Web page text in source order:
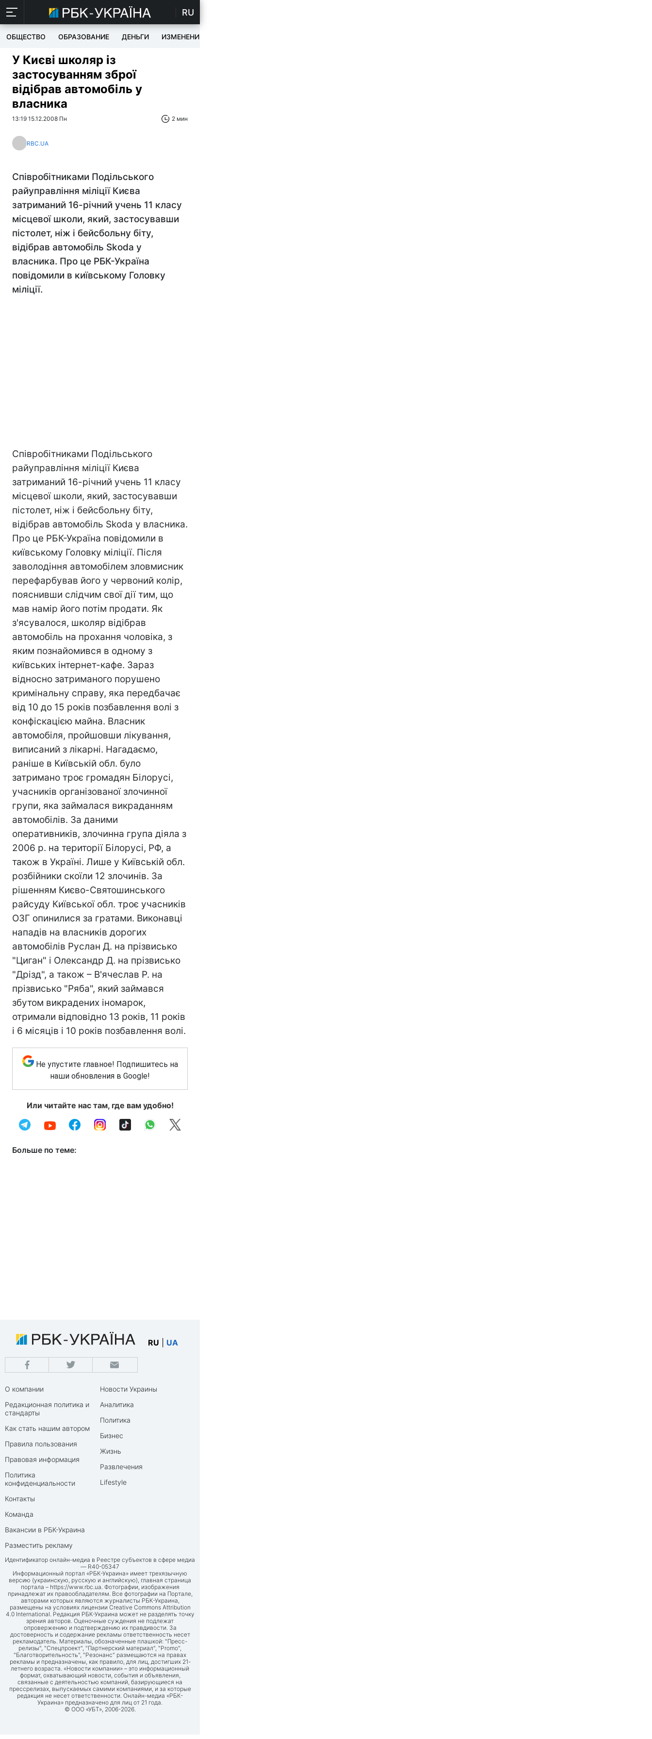
RU
ОБЩЕСТВО ОБРАЗОВАНИЕ ДЕНЬГИ ИЗМЕНЕНИЯ
У Києві школяр із
застосуванням зброї
відібрав автомобіль у
власника
13:19 15.12.2008 Пн 2 мин
RBC.UA
Співробітниками Подільського
райуправління міліції Києва
затриманий 16-річний учень 11 класу
місцевої школи, який, застосувавши
пістолет, ніж і бейсбольну біту,
відібрав автомобіль Skoda у
власника. Про це РБК-Україна
повідомили в київському Головку
міліції.
Співробітниками Подільського
райуправління міліції Києва
затриманий 16-річний учень 11 класу
місцевої школи, який, застосувавши
пістолет, ніж і бейсбольну біту,
відібрав автомобіль Skoda у власника.
Про це РБК-Україна повідомили в
київському Головку міліції. Після
заволодіння автомобілем зловмисник
перефарбував його у червоний колір,
пояснивши слідчим свої дії тим, що
мав намір його потім продати. Як
з'ясувалося, школяр відібрав
автомобіль на прохання чоловіка, з
яким познайомився в одному з
київських інтернет-кафе. Зараз
відносно затриманого порушено
кримінальну справу, яка передбачає
від 10 до 15 років позбавлення волі з
конфіскацією майна. Власник
автомобіля, пройшовши лікування,
виписаний з лікарні. Нагадаємо,
раніше в Київській обл. було
затримано троє громадян Білорусі,
учасників організованої злочинної
групи, яка займалася викраданням
автомобілів. За даними
оперативників, злочинна група діяла з
2006 р. на території Білорусі, РФ, а
також в Україні. Лише у Київській обл.
розбійники скоїли 12 злочинів. За
рішенням Києво-Святошинського
райсуду Київської обл. троє учасників
ОЗГ опинилися за гратами. Виконавці
нападів на власників дорогих
автомобілів Руслан Д. на прізвисько
"Циган" і Олександр Д. на прізвисько
"Дрізд", а також – В'ячеслав Р. на
прізвисько "Ряба", який займався
збутом викрадених іномарок,
отримали відповідно 13 років, 11 років
і 6 місяців і 10 років позбавлення волі.
Не упустите главное! Подпишитесь на
наши обновления в Google!
Или читайте нас там, где вам удобно!
Больше по теме:
RU UA
О компании
Редакционная политика и
стандарты
Как стать нашим автором
Правила пользования
Правовая информация
Политика
конфиденциальности
Контакты
Команда
Вакансии в РБК-Украина
Разместить рекламу
Новости Украины
Аналитика
Политика
Бизнес
Жизнь
Развлечения
Lifestyle
Идентификатор онлайн-медиа в Реестре субъектов в сфере медиа
— R40-05347
Информационный портал «РБК-Украина» имеет трехязычную
версию (украинскую, русскую и английскую), главная страница
портала – https://www.rbc.ua. Фотографии, изображения
принадлежат их правообладателям. Все фотографии на Портале,
авторами которых являются журналисты РБК-Украина,
размещены на условиях лицензии Creative Commons Attribution
4.0 International. Редакция РБК-Украина может не разделять точку
зрения авторов. Оценочные суждения не подлежат
опровержению и подтверждению их правдивости. За
достоверность и содержание рекламы ответственность несет
рекламодатель. Материалы, обозначенные плашкой: "Пресс-
релизы", "Спецпроект", "Партнерский материал", "Promo",
"Благотворительность", "Резонанс" размещаются на правах
рекламы и предназначены, как правило, для лиц, достигших 21-
летнего возраста. «Новости компании» – это информационный
формат, охватывающий новости, события и объявления,
связанные с деятельностью компаний, базирующиеся на
прессрелизах, выпускаемых самими компаниями, и за которые
редакция не несет ответственности. Онлайн-медиа «РБК-
Украина» предназначено для лиц от 21 года.
© ООО «УБТ», 2006-2026.